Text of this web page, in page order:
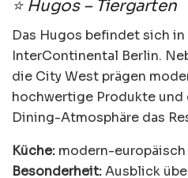
⭐ Hugos – Tiergarten
Das Hugos befindet sich in
InterContinental Berlin.
die City West prägen
hochwertige Produkte und
Dining-Atmosphäre das
Küche: modern-europäisch
Besonderheit:Ausblick